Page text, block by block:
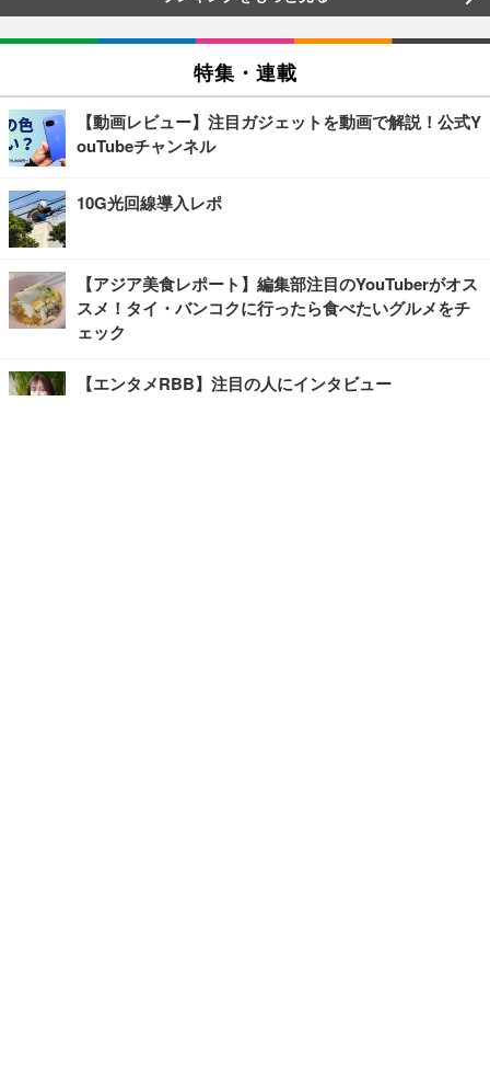
特集・連載
【動画レビュー】注目ガジェットを動画で解説！公式Y
ouTubeチャンネル
10G光回線導入レポ
【アジア美食レポート】編集部注目のYouTuberがオス
スメ！タイ・バンコクに行ったら食べたいグルメをチ
ェック
【エンタメRBB】注目の人にインタビュー